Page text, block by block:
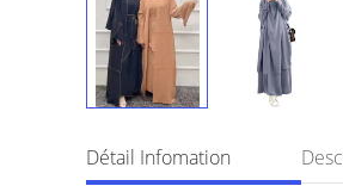
Détail Infomation